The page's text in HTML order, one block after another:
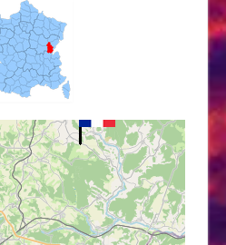
Villers-les-Bois